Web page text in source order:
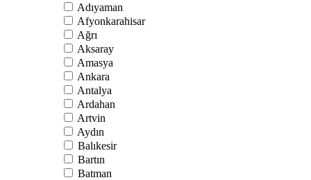
Adıyaman
Afyonkarahisar
Ağrı
Aksaray
Amasya
Ankara
Antalya
Ardahan
Artvin
Aydın
Balıkesir
Bartın
Batman